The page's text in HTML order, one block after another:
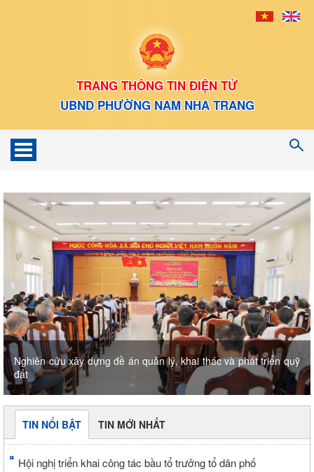
TRANG THÔNG TIN ĐIỆN TỬ
UBND PHƯỜNG NAM NHA TRANG
Toggle
navigation
Nghiên cứu xây dựng đề án quản lý, khai thác và phát triển quỹ
đất
TIN NỔI BẬT TIN MỚI NHẤT
Hội nghị triển khai công tác bầu tổ trưởng tổ dân phố